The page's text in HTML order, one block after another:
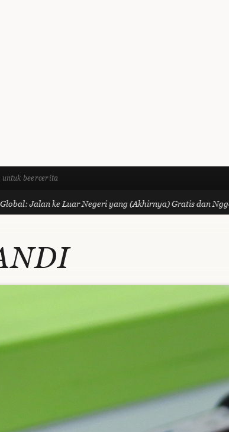
beercerita
Jalan ke Luar Negeri yang (Akhirnya) Gratis dan Nggak Ribet